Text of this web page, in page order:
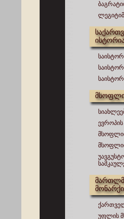
ევროპის
უფლის